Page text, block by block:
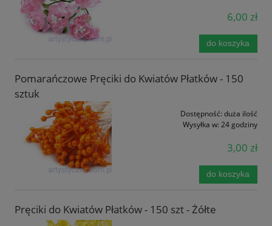
6,00 zł
do koszyka
Pomarańczowe Pręciki do Kwiatów Płatków - 150
sztuk
Dostępność: duża ilość
Wysyłka w: 24 godziny
3,00 zł
do koszyka
Pręciki do Kwiatów Płatków - 150 szt - Żółte